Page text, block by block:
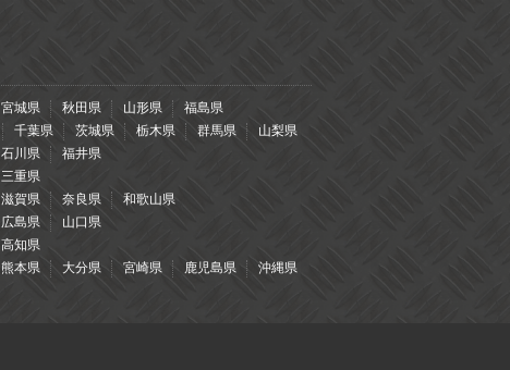
宮城県 秋田県 山形県
福島県
千葉県 茨城県 栃木県 群馬県
山梨県
石川県
福井県
三重県
滋賀県 奈良県
和歌山県
広島県
山口県
高知県
熊本県 大分県 宮崎県 鹿児島県 沖縄県